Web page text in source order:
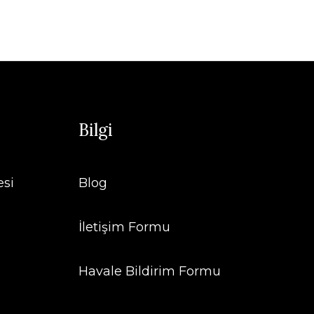
Bilgi
Blog
İletişim Formu
Havale Bildirim Formu